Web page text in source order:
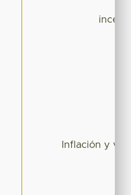
Inflación y